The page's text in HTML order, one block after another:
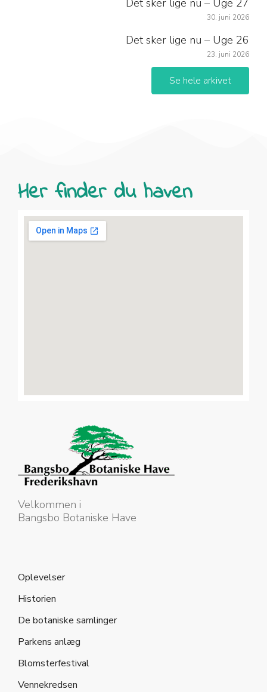
Det sker lige nu – Uge 27
30. juni 2026
Det sker lige nu – Uge 26
23. juni 2026
Se hele arkivet
Her finder du haven
Velkommen i
Bangsbo Botaniske Have
Oplevelser
Historien
De botaniske samlinger
Parkens anlæg
Blomsterfestival
Vennekredsen